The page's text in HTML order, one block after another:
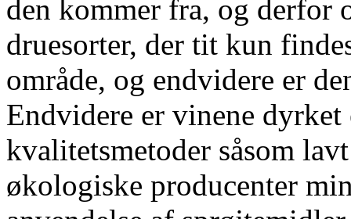
den kommer fra, og derfor
druesorter, der tit kun
område, og endvidere er
Endvidere er vinene dyrket
kvalitetsmetoder såsom
økologiske producenter